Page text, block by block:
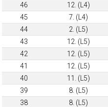
46
12. (L4)
45
7. (L4)
44
2. (L5)
43
12. (L5)
42
12. (L5)
41
12. (L5)
40
11. (L5)
39
8. (L5)
38
8. (L5)